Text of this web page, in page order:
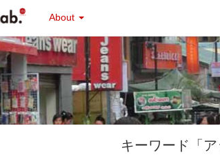
About
キーワード「